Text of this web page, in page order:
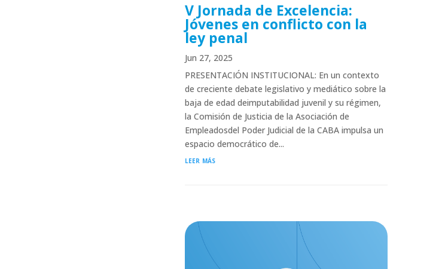
V Jornada de Excelencia:
Jóvenes en conflicto con la
ley penal
Jun 27, 2025
PRESENTACIÓN INSTITUCIONAL: En un contexto
de creciente debate legislativo y mediático sobre la
baja de edad deimputabilidad juvenil y su régimen,
la Comisión de Justicia de la Asociación de
Empleadosdel Poder Judicial de la CABA impulsa un
espacio democrático de...
leer más